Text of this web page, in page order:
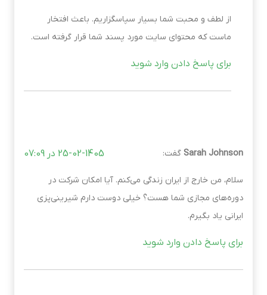
از لطف و محبت شما بسیار سپاسگزاریم. باعث افتخار
ماست که محتوای سایت مورد پسند شما قرار گرفته است.
برای پاسخ دادن وارد شوید
Sarah Johnson گفت: 25-02-1405 در 07:09
سلام، من خارج از ایران زندگی می‌کنم. آیا امکان شرکت در
دوره‌های مجازی شما هست؟ خیلی دوست دارم شیرینی‌پزی
ایرانی یاد بگیرم.
برای پاسخ دادن وارد شوید